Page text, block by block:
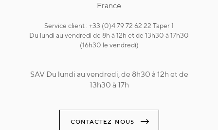
France
Service client : +33 (0)4 79 72 62 22 Taper 1
Du lundi au vendredi de 8h à 12h et de 13h30 à 17h30
(16h30 le vendredi)
SAV Du lundi au vendredi, de 8h30 à 12h et de
13h30 à 17h
CONTACTEZ-NOUS